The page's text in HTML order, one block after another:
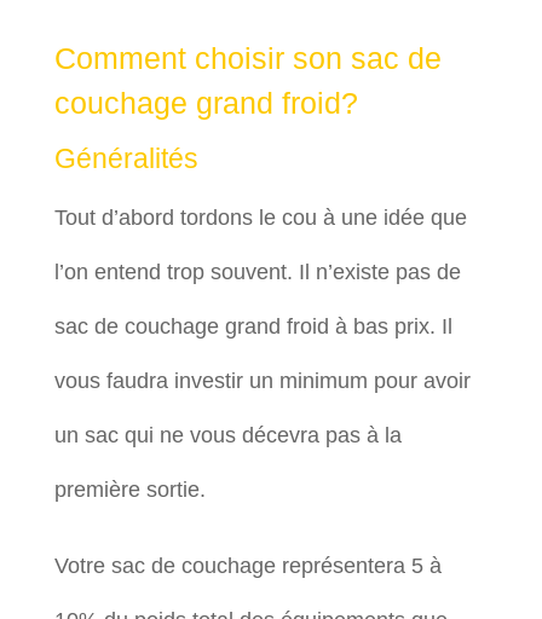
Comment choisir son sac de
couchage grand froid?
Généralités
Tout d’abord tordons le cou à une idée que
l’on entend trop souvent. Il n’existe pas de
sac de couchage grand froid à bas prix. Il
vous faudra investir un minimum pour avoir
un sac qui ne vous décevra pas à la
première sortie.
Votre sac de couchage représentera 5 à